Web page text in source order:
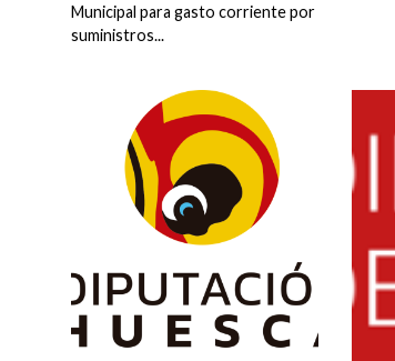
Municipal para gasto corriente por
suministros...